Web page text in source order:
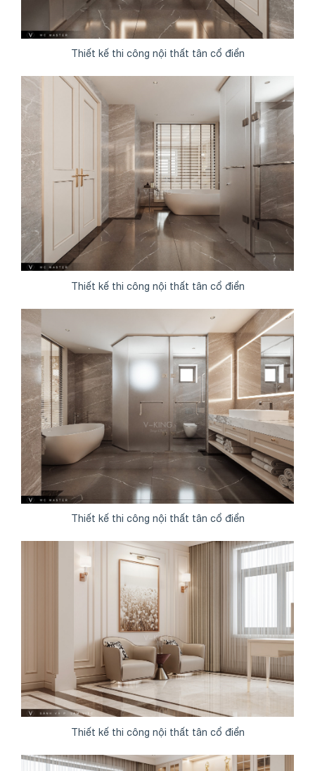
Thiết kế thi công nội thất tân cổ điển
Thiết kế thi công nội thất tân cổ điển
Thiết kế thi công nội thất tân cổ điển
Thiết kế thi công nội thất tân cổ điển